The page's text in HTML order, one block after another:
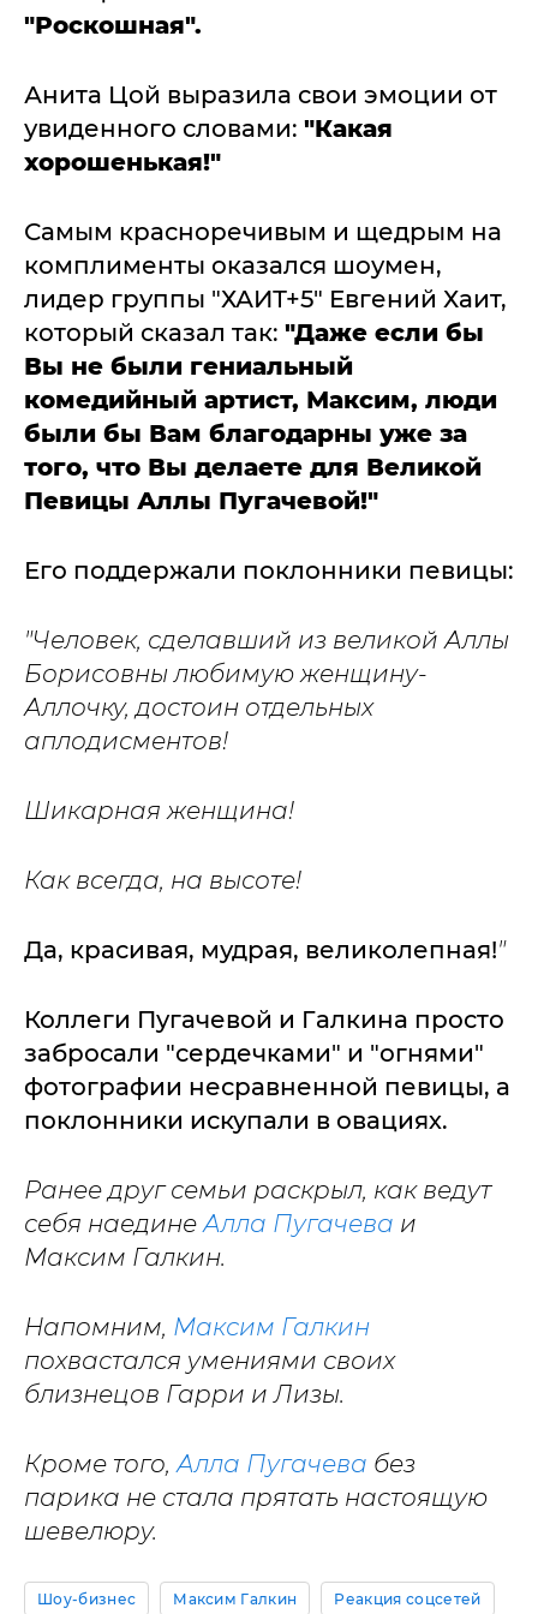
"Роскошная".
Анита Цой выразила свои эмоции от
увиденного словами: "Какая
хорошенькая!"
Самым красноречивым и щедрым на
комплименты оказался шоумен,
лидер группы "ХАИТ+5" Евгений Хаит,
который сказал так: "Даже если бы
Вы не были гениальный
комедийный артист, Максим, люди
были бы Вам благодарны уже за
того, что Вы делаете для Великой
Певицы Аллы Пугачевой!"
Его поддержали поклонники певицы:
"Человек, сделавший из великой Аллы
Борисовны любимую женщину-
Аллочку, достоин отдельных
аплодисментов!
Шикарная женщина!
Как всегда, на высоте!
Да, красивая, мудрая, великолепная!"
Коллеги Пугачевой и Галкина просто
забросали "сердечками" и "огнями"
фотографии несравненной певицы, а
поклонники искупали в овациях.
Ранее друг семьи раскрыл, как ведут
себя наединеАлла Пугачева и
Максим Галкин.
Напомним, Максим Галкин
похвастался умениями своих
близнецов Гарри и Лизы.
Кроме того,Алла Пугачева без
парика не стала прятать настоящую
шевелюру.
Шоу-бизнес Максим Галкин Реакция соцсетей